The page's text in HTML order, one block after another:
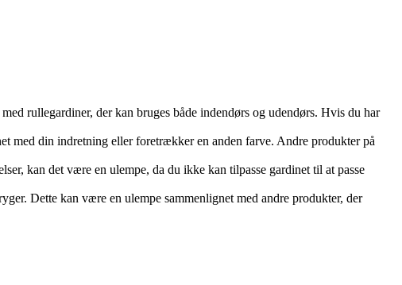
rullegardiner, der kan bruges både indendørs og udendørs. Hvis du har
med din indretning eller foretrækker en anden farve. Andre produkter på
kan det være en ulempe, da du ikke kan tilpasse gardinet til at passe
Dette kan være en ulempe sammenlignet med andre produkter, der